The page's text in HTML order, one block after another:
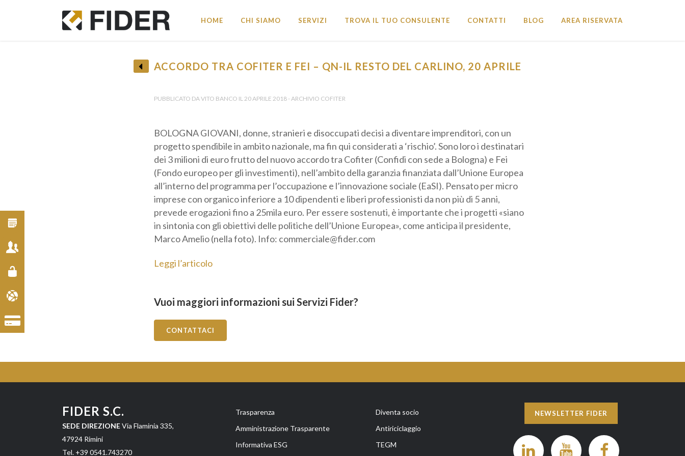
HOME CHI SIAMO SERVIZI TROVA IL TUO CONSULENTE CONTATTI BLOG AREA RISERVATA
ACCORDO TRA COFITER E FEI – QN-IL RESTO DEL CARLINO, 20 APRILE
PUBBLICATO DA VITO BANCO IL 20 APRILE 2018 - ARCHIVIO COFITER
BOLOGNA GIOVANI, donne, stranieri e disoccupati decisi a diventare imprenditori, con un
progetto spendibile in ambito nazionale, ma fin qui considerati a ‘rischio’. Sono loro i destinatari
dei 3 milioni di euro frutto del nuovo accordo tra Cofiter (Confidi con sede a Bologna) e Fei
(Fondo europeo per gli investimenti), nell’ambito della garanzia finanziata dall’Unione Europea
all’interno del programma per l’occupazione e l’innovazione sociale (EaSI). Pensato per micro
imprese con organico inferiore a 10 dipendenti e liberi professionisti da non più di 5 anni,
prevede erogazioni fino a 25mila euro. Per essere sostenuti, è importante che i progetti «siano
in sintonia con gli obiettivi delle politiche dell’Unione Europea», come anticipa il presidente,
Marco Amelio (nella foto). Info: commerciale@fider.com
Leggi l’articolo
Vuoi maggiori informazioni sui Servizi Fider?
CONTATTACI
FIDER S.C.
SEDE DIREZIONEVia Flaminia 335,
47924 Rimini
Tel. +39 0541.743270
Trasparenza
Amministrazione Trasparente
Informativa ESG
Diventa socio
Antiriciclaggio
TEGM
NEWSLETTER FIDER
Provincia *
Categoria professionale *
ai sensi del D.Lgs. 196/2003 e del Regolamento (UE) 2016/679 GDPR
Informativa sulla Privacy